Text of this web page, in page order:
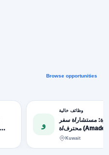
Browse opportunities
و
وظائف خالية
مستشار/ة سفر
محترف/ة (Amadeus, Galileo,
Kuwait